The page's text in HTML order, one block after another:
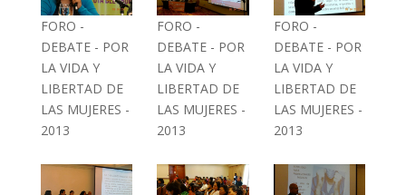
FORO -
DEBATE - POR
LA VIDA Y
LIBERTAD DE
LAS MUJERES -
2013
FORO -
DEBATE - POR
LA VIDA Y
LIBERTAD DE
LAS MUJERES -
2013
FORO -
DEBATE - POR
LA VIDA Y
LIBERTAD DE
LAS MUJERES -
2013